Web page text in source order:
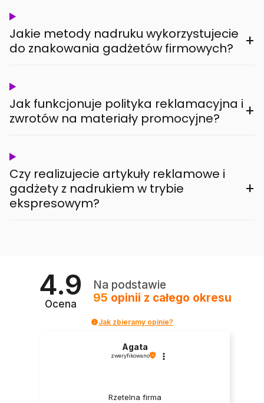
Jakie metody nadruku wykorzystujecie
do znakowania gadżetów firmowych?
+
Jak funkcjonuje polityka reklamacyjna i
zwrotów na materiały promocyjne?
+
Czy realizujecie artykuły reklamowe i
gadżety z nadrukiem w trybie
ekspresowym?
+
4.9
Ocena
Na podstawie
95 opinii z całego okresu
Jak zbieramy opinie?
Agata
zweryfikowano
Rzetelna firma